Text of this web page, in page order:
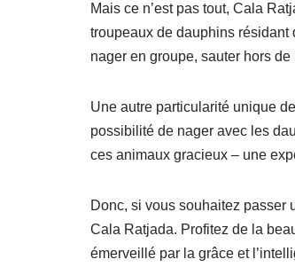
Mais ce n’est pas tout, Cala
troupeaux de dauphins résidant
nager en groupe, sauter hors
Une autre particularité unique
possibilité de nager avec les
ces animaux gracieux – une
Donc, si vous souhaitez passer
Cala Ratjada. Profitez de la
émerveillé par la grâce et